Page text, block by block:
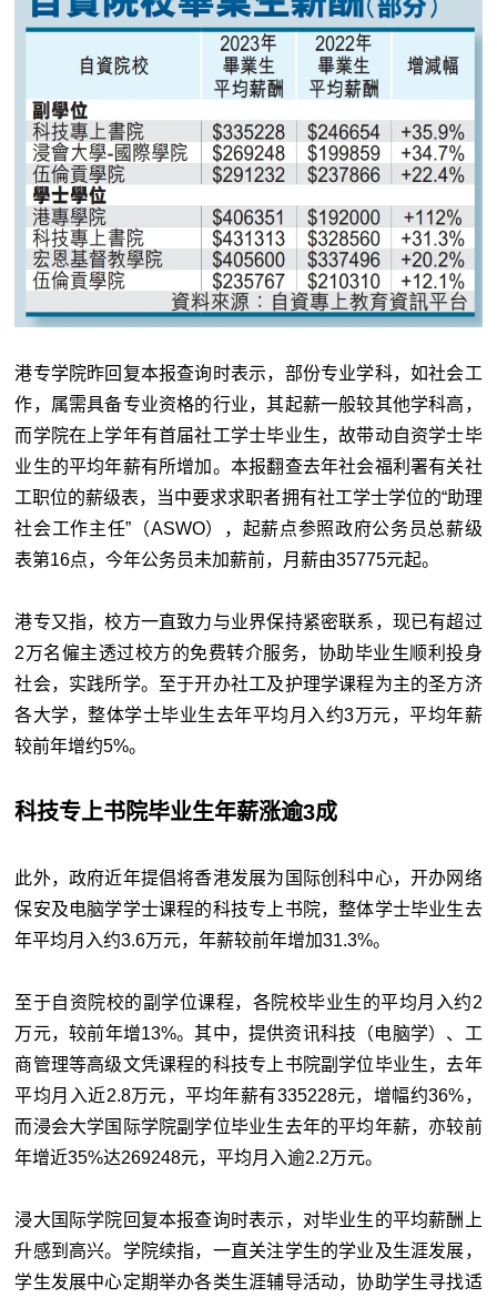
港专学院昨回复本报查询时表示，部份专业学科，如社会工
作，属需具备专业资格的行业，其起薪一般较其他学科高，
而学院在上学年有首届社工学士毕业生，故带动自资学士毕
业生的平均年薪有所增加。本报翻查去年社会福利署有关社
工职位的薪级表，当中要求求职者拥有社工学士学位的“助理
社会工作主任”（ASWO），起薪点参照政府公务员总薪级
表第16点，今年公务员未加薪前，月薪由35775元起。
港专又指，校方一直致力与业界保持紧密联系，现已有超过
2万名僱主透过校方的免费转介服务，协助毕业生顺利投身
社会，实践所学。至于开办社工及护理学课程为主的圣方济
各大学，整体学士毕业生去年平均月入约3万元，平均年薪
较前年增约5%。
科技专上书院毕业生年薪涨逾3成
此外，政府近年提倡将香港发展为国际创科中心，开办网络
保安及电脑学学士课程的科技专上书院，整体学士毕业生去
年平均月入约3.6万元，年薪较前年增加31.3%。
至于自资院校的副学位课程，各院校毕业生的平均月入约2
万元，较前年增13%。其中，提供资讯科技（电脑学）、工
商管理等高级文凭课程的科技专上书院副学位毕业生，去年
平均月入近2.8万元，平均年薪有335228元，增幅约36%，
而浸会大学国际学院副学位毕业生去年的平均年薪，亦较前
年增近35%达269248元，平均月入逾2.2万元。
浸大国际学院回复本报查询时表示，对毕业生的平均薪酬上
升感到高兴。学院续指，一直关注学生的学业及生涯发展，
学生发展中心定期举办各类生涯辅导活动，协助学生寻找适